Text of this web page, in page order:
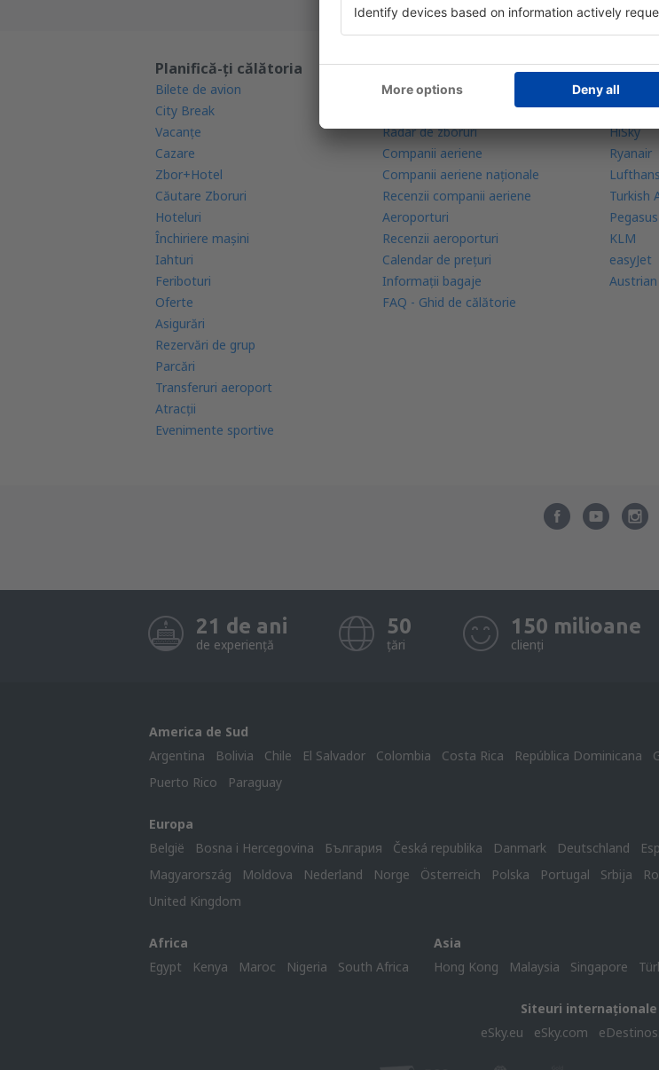
Planifică-ți călătoria
Bilete de avion
City Break
Vacanţe
Cazare
Zbor+Hotel
Căutare Zboruri
Hoteluri
Închiriere mașini
Iahturi
Feriboturi
Oferte
Asigurări
Rezervări de grup
Parcări
Transferuri aeroport
Atracţii
Evenimente sportive
Află mai multe
Garanția prețului mic
Radar de zboruri
Companii aeriene
Companii aeriene naţionale
Recenzii companii aeriene
Aeroporturi
Recenzii aeroporturi
Calendar de prețuri
Informații bagaje
FAQ - Ghid de călătorie
Wizz Air
Tarom
HiSky
Ryanair
Turkish
Pegasus
KLM
easyJet
21 de ani
de experiență
50
țări
150 milioane
clienți
America de Sud
Argentina
Bolivia Chile El Salvador Colombia Costa Rica República Dominicana
Puerto Rico
Paraguay
Europa
België
Bosna i Hercegovina България Česká republika Danmark Deutschland
Magyarország
Moldova Nederland Norge Österreich Polska Portugal Srbija
United Kingdom
Africa
Egypt
Kenya Maroc Nigeria South Africa
Asia
Hong Kong
Malaysia Singapore
Siteuri internaționale
eSky.eu
eSky.com